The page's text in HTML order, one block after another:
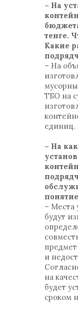
– На
тенге.
Какие
– На
ТБО на
единиц.
– На
– Места
будут
и
на
будет
сроком